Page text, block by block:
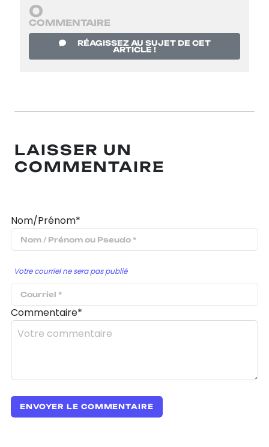
0
COMMENTAIRE
RÉAGISSEZ AU SUJET DE CET
ARTICLE !
LAISSER UN
COMMENTAIRE
Nom/Prénom*
Votre courriel ne sera pas publié
Commentaire*